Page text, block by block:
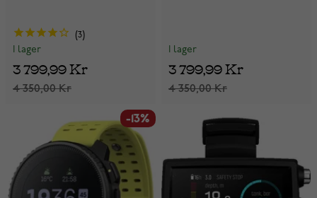
3
I lager
4 350,00 Kr
3 799,99 Kr
I lager
4 350,00 Kr
3 799,99 Kr
-13%